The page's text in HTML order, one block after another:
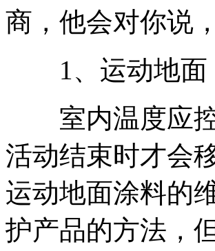
商，他会对你说
1、运动地面
室内温度应控
活动结束时才会
运动地面涂料的
护产品的方法，